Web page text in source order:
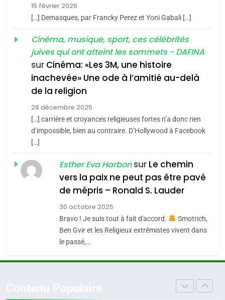
«Tu dis génocide, je dis
guerre»: La nouvelle
chanson de Boy George
ISRAÉL JUDAISME
Accords d’Isaac:
l’alliance pourrait
s’étendre à 13 pays
d’Amérique latine
ISRAÉL JUDAISME
2025, l’année la plus
meurtrière selon le
FIÈRE, DIGNE ET RÉSILIENTE :
15 février 2026
[…] Demasques, par Francky Perez et Yoni Gabali […]
Cinéma, musique, sport, ces célébrités
juives qui ont atteint les sommets - DAFINA
sur Cinéma: «Les 3M, une histoire
inachevée» Une ode à l’amitié au-delà
de la religion
28 décembre 2025
[…] carrière et croyances religieuses fortes n’a donc rien
d’impossible, bien au contraire. D’Hollywood à Facebook
[…]
Esther Eva Harbonsur Le chemin
vers la paix ne peut pas être pavé
de mépris – Ronald S. Lauder
30 octobre 2025
Bravo ! Je suis tout à fait d'accord.
Smotrich,
Ben Gvir et les Religieux extrêmistes vivent dans
le passé,…
meurtrière selon le rapport
l’antisémitisme
FIÈRE, DIGNE ET RÉSILIENTE :
POURQUOI JE REVENDIQUE
MA JUDAÏTE par Thérèse
Zrihen-Dvir
ISRAÉL
CE QUI NOUS MANQUE –
JUDAISME
Maroc : Les amandes de
Tafraout, le miel de Tadla
Azilal consacrés produits
du terroir
DAFINA MAROC
Oeil ravageur – Vanessa De